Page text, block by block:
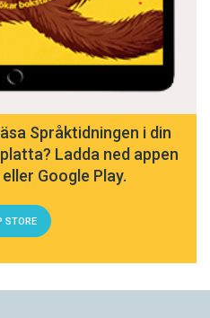
Språktidningen i din
Ladda ned appen
Google Play.
STORE